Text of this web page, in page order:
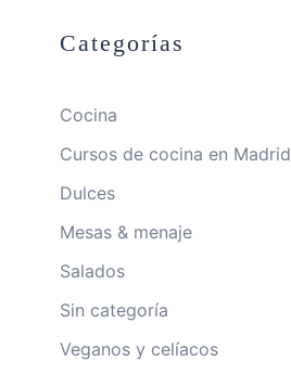
Categorías
Cocina
Cursos de cocina en Madrid
Dulces
Mesas & menaje
Salados
Sin categoría
Veganos y celíacos